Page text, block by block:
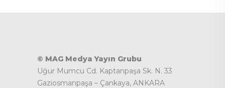
© MAG Medya Yayın Grubu
Uğur Mumcu Cd. Kaptanpaşa Sk. N. 33
Gaziosmanpaşa – Çankaya, ANKARA